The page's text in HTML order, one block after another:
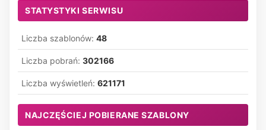
STATYSTYKI SERWISU
Liczba szablonów: 48
Liczba pobrań: 302166
Liczba wyświetleń: 621171
NAJCZĘŚCIEJ POBIERANE SZABLONY